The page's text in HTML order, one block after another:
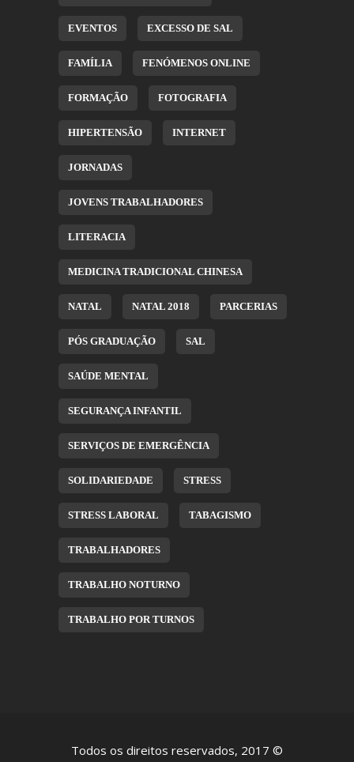
EVENTOS EXCESSO DE SAL
FAMÍLIA FENÓMENOS ONLINE
FORMAÇÃO FOTOGRAFIA
HIPERTENSÃO INTERNET
JORNADAS
JOVENS TRABALHADORES
LITERACIA
MEDICINA TRADICIONAL CHINESA
NATAL NATAL 2018 PARCERIAS
PÓS GRADUAÇÃO SAL
SAÚDE MENTAL
SEGURANÇA INFANTIL
SERVIÇOS DE EMERGÊNCIA
SOLIDARIEDADE STRESS
STRESS LABORAL TABAGISMO
TRABALHADORES
TRABALHO NOTURNO
TRABALHO POR TURNOS
Todos os direitos reservados, 2017 ©